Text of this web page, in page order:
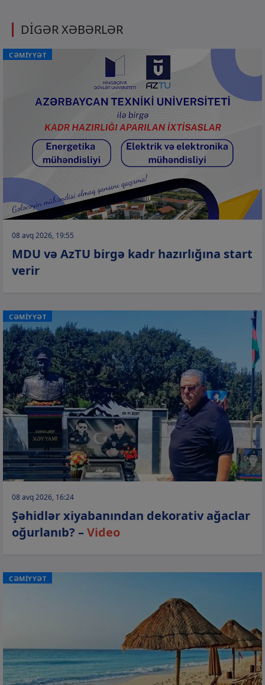
DİGƏR XƏBƏRLƏR
CƏMİYYƏT
08 avq 2026, 19:55
MDU və AzTU birgə kadr hazırlığına start
verir
CƏMİYYƏT
08 avq 2026, 16:24
Şəhidlər xiyabanından dekorativ ağaclar
oğurlanıb? –Video
CƏMİYYƏT